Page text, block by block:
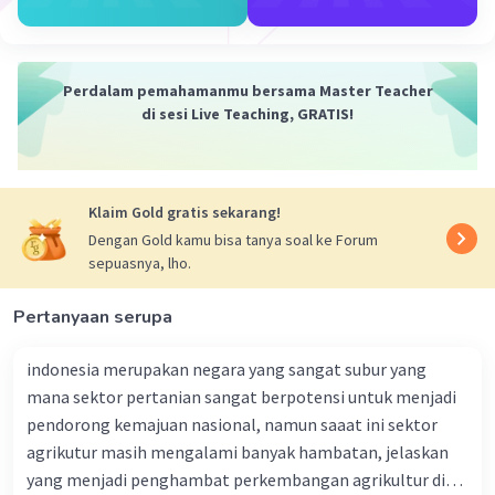
Iklan
ERDAS IMAGINE dan MapInfo adalah dua aplikasi
berbeda dalam proses pemetaan.
untuk pemrosesan dan analisis citra satelit dan data
geospasial lainnya. Aplikasi ini memiliki fitur yang kuat
untuk mengolah dan menganalisis data citra, termasuk
pemrosesan, klasifikasi, dan ekstraksi informasi dari
citra satelit.
digunakan untuk pemetaan dan analisis data geospasial.
dan mengedit peta, melakukan analisis spasial, dan
mengintegrasikan data geospasial dengan data lainnya.
MapInfo juga memiliki fitur untuk membuat tampilan
peta yang menarik dan interaktif.
Jawaban:
Perdalam pemahamanmu bersama Master Teacher
di sesi Live Teaching, GRATIS!
Klaim Gold gratis sekarang!
Dengan Gold kamu bisa tanya soal ke Forum
sepuasnya, lho.
Pertanyaan serupa
indonesia merupakan negara yang sangat subur yang
mana sektor pertanian sangat berpotensi untuk menjadi
pendorong kemajuan nasional, namun saaat ini sektor
agrikutur masih mengalami banyak hambatan, jelaskan
yang menjadi penghambat perkembangan agrikultur di